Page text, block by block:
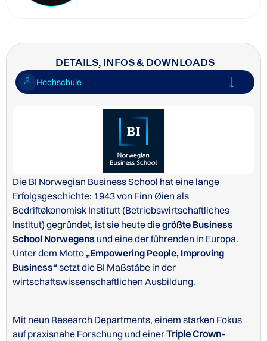
DETAILS, INFOS & DOWNLOADS
Hochschule
Die BI Norwegian Business School hat eine lange
Erfolgsgeschichte: 1943 von Finn Øien als
Bedriftøkonomisk Institutt (Betriebswirtschaftliches
Institut) gegründet, ist sie heute diegrößte Business
School Norwegens und eine der führenden in Europa.
Unter dem Motto„Empowering People, Improving
Business“setzt die BI Maßstäbe in der
wirtschaftswissenschaftlichen Ausbildung.
Mit neun Research Departments, einem starken Fokus
auf praxisnahe Forschung und einerTriple Crown-